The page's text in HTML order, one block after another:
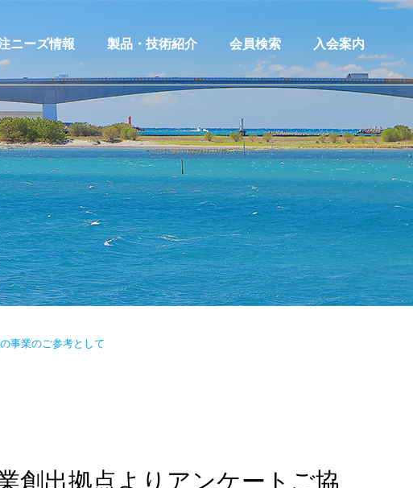
ニーズ情報
ニーズ情報登録
注ニーズ情報への応募
製品・技術紹介
製品・技術等紹介
製品技術情報登録
会員検索 入会案内
事業のご参考として
創出拠点よりアンケートご協